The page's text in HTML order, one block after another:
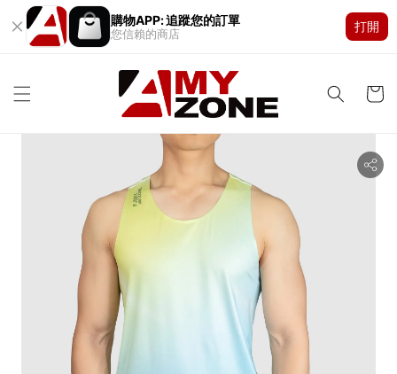
購物APP: 追蹤您的訂單
您信賴的商店
打開